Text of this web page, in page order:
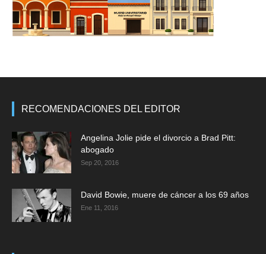
RECOMENDACIONES DEL EDITOR
Angelina Jolie pide el divorcio a Brad Pitt:
abogado
Sep 20, 2016
David Bowie, muere de cáncer a los 69 años
Ene 11, 2016